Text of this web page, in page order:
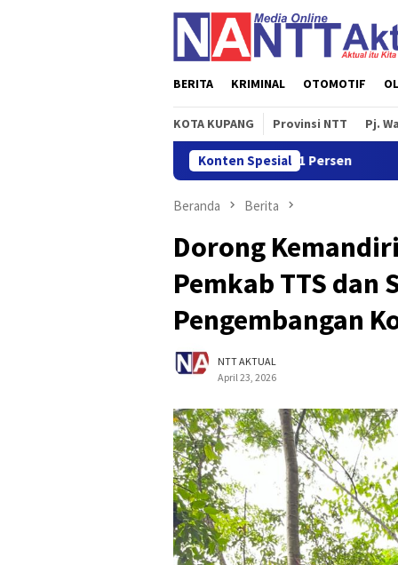
BERITA KRIMINAL OTOMOTIF
KOTA KUPANG Provinsi NTT Pj.
Konten Spesial
Tumbuh Sebesar 5,01 Persen Perwira dan Bintara
Beranda Berita
Dorong
Pemkab TTS dan
Pengembangan
NTT AKTUAL
April 23, 2026